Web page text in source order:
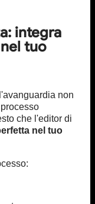
integra
tuo
non
che l'editor di
nel tuo